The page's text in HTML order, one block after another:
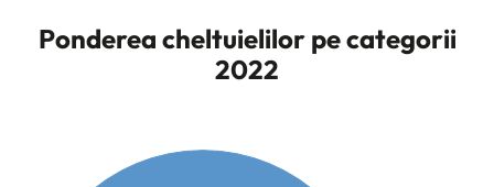
Ponderea cheltuielilor pe categorii
2022